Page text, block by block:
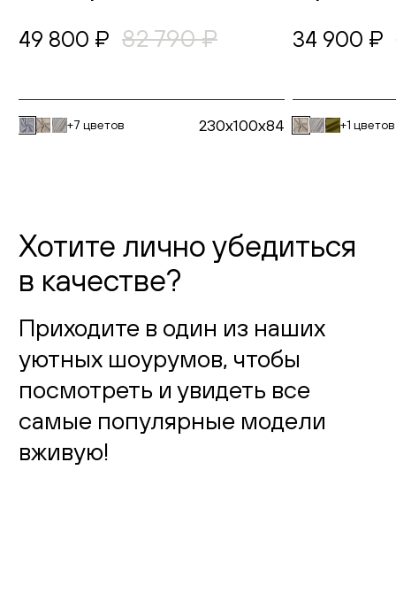
49 800 ₽ 82 790 ₽
+7 цветов 230x100x84
34 900 ₽
+1 цветов
Хотите лично убедиться
в качестве?
Приходите в один из наших
уютных шоурумов, чтобы
посмотреть и увидеть все
самые популярные модели
вживую!